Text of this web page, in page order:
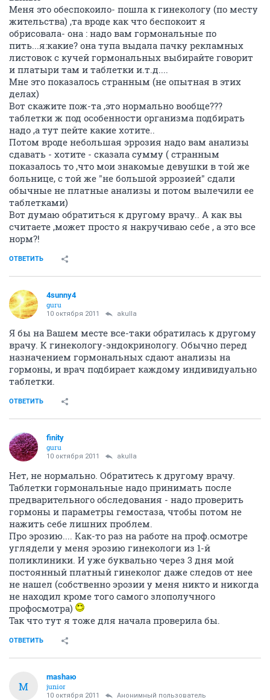
Меня это обеспокоило- пошла к гинекологу (по месту
жительства) ,та вроде как что беспокоит я
обрисовала- она : надо вам гормональные по
пить...я:какие? она тупа выдала пачку рекламных
листовок с кучей гормональных выбирайте говорит
и платыри там и таблетки и.т.д....
Мне это показалось странным (не опытная в этих
делах)
Вот скажите пож-та ,это нормально вообще???
таблетки ж под особенности организма подбирать
надо ,а тут пейте какие хотите..
Потом вроде небольшая эррозия надо вам анализы
сдавать - хотите - сказала сумму ( странным
показалось то ,что мои знакомые девушки в той же
больнице, с той же "не большой эррозией" сдали
обычные не платные анализы и потом вылечили ее
таблетками)
Вот думаю обратиться к другому врачу.. А как вы
считаете ,может просто я накручиваю себе , а это все
норм?!
ОТВЕТИТЬ
4sunny4
guru
10 октября 2011 akulla
Я бы на Вашем месте все-таки обратилась к другому
врачу. К гинекологу-эндокринологу. Обычно перед
назначением гормональных сдают анализы на
гормоны, и врач подбирает каждому индивидуально
таблетки.
ОТВЕТИТЬ
finity
guru
10 октября 2011 akulla
Нет, не нормально. Обратитесь к другому врачу.
Таблетки гормональные надо принимать после
предварительного обследования - надо проверить
гормоны и параметры гемостаза, чтобы потом не
нажить себе лишних проблем.
Про эрозию.... Как-то раз на работе на проф.осмотре
углядели у меня эрозию гинекологи из 1-й
поликлиники. И уже буквально через 3 дня мой
постоянный платный гинеколог даже следов от нее
не нашел (собственно эрозии у меня никто и никогда
не находил кроме того самого злополучного
профосмотра)
Так что тут я тоже для начала проверила бы.
ОТВЕТИТЬ
M
mashaю
junior
10 октября 2011 Анонимный пользователь